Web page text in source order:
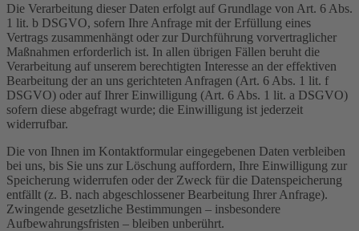
Die Verarbeitung dieser Daten erfolgt auf Grundlage von Art. 6 Abs.
1 lit. b DSGVO, sofern Ihre Anfrage mit der Erfüllung eines
Vertrags zusammenhängt oder zur Durchführung vorvertraglicher
Maßnahmen erforderlich ist. In allen übrigen Fällen beruht die
Verarbeitung auf unserem berechtigten Interesse an der effektiven
Bearbeitung der an uns gerichteten Anfragen (Art. 6 Abs. 1 lit. f
DSGVO) oder auf Ihrer Einwilligung (Art. 6 Abs. 1 lit. a DSGVO)
sofern diese abgefragt wurde; die Einwilligung ist jederzeit
widerrufbar.
Die von Ihnen im Kontaktformular eingegebenen Daten verbleiben
bei uns, bis Sie uns zur Löschung auffordern, Ihre Einwilligung zur
Speicherung widerrufen oder der Zweck für die Datenspeicherung
entfällt (z. B. nach abgeschlossener Bearbeitung Ihrer Anfrage).
Zwingende gesetzliche Bestimmungen – insbesondere
Aufbewahrungsfristen – bleiben unberührt.